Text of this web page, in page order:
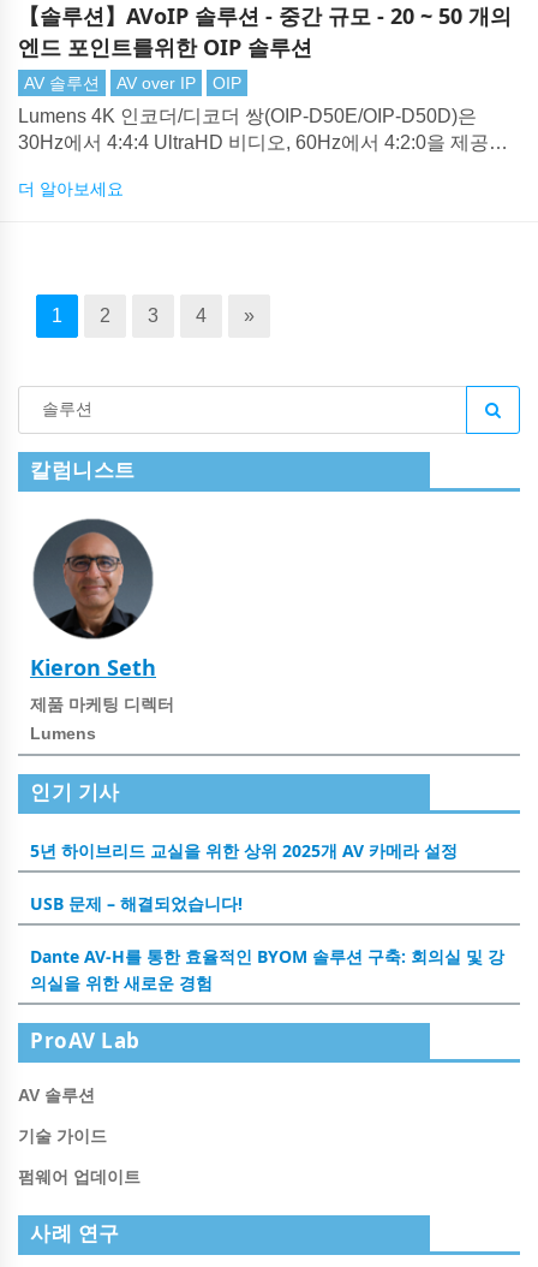
【솔루션】AVoIP 솔루션 - 중간 규모 - 20 ~ 50 개의
엔드 포인트를위한 OIP 솔루션
AV 솔루션 AV over IP OIP
Lumens 4K 인코더/디코더 쌍(OIP-D50E/OIP-D50D)은
30Hz에서 4:4:4 UltraHD 비디오, 60Hz에서 4:2:0을 제공합
크를 통해 전송할 수 있는 시각적 무손실 4K를 생성합니다.
더 알아보세요
1 2 3 4 »
칼럼니스트
Kieron Seth
제품 마케팅 디렉터
Lumens
인기 기사
5년 하이브리드 교실을 위한 상위 2025개 AV 카메라 설정
USB 문제 – 해결되었습니다!
Dante AV-H를 통한 효율적인 BYOM 솔루션 구축: 회의실 및 강
의실을 위한 새로운 경험
ProAV Lab
AV 솔루션
기술 가이드
펌웨어 업데이트
사례 연구